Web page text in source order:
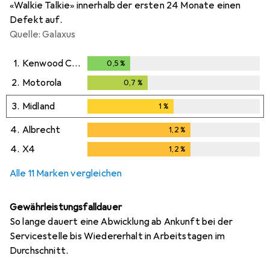
«Walkie Talkie» innerhalb der ersten 24 Monate einen
Defekt auf.
Quelle: Galaxus
1. Kenwood Corp. 0,5 %
2. Motorola 0,7 %
3. Midland 1 %
4. Albrecht 1,2%
4. X4 1,2%
Alle 11 Marken vergleichen
Gewährleistungsfalldauer
So lange dauert eine Abwicklung ab Ankunft bei der
Servicestelle bis Wiedererhalt in Arbeitstagen im
Durchschnitt.